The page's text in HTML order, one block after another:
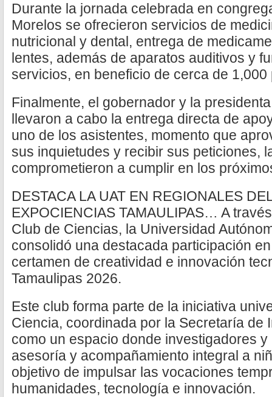
Durante la jornada celebrada en
Morelos se ofrecieron servicios de
nutricional y dental, entrega de
lentes, además de aparatos auditivos y
servicios, en beneficio de cerca de 1,000
Finalmente, el gobernador y la
llevaron a cabo la entrega directa de
uno de los asistentes, momento que
sus inquietudes y recibir sus peticiones,
comprometieron a cumplir en los
DESTACA LA UAT EN REGIONALES
EXPOCIENCIAS TAMAULIPAS… A
Club de Ciencias, la Universidad
consolidó una destacada participación
certamen de creatividad e innovación
Tamaulipas 2026.
Este club forma parte de la iniciativa
Ciencia, coordinada por la Secretaría de
como un espacio donde investigadores
asesoría y acompañamiento integral a
objetivo de impulsar las vocaciones
humanidades, tecnología e innovación.